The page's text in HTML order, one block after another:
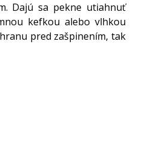
Dajú sa pekne utiahnuť
kefkou alebo vlhkou
pred zašpinením, tak